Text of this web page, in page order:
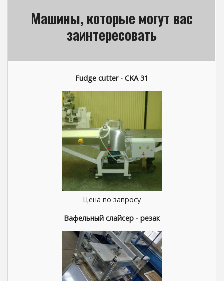
Машины, которые могут вас
заинтересовать
Fudge cutter - CKA 31
Цена по запросу
Вафельный слайсер - резак